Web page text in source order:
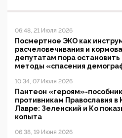
06:48, 21 Июля 2026
Посмертное ЭКО как
расчеловечивания и
депутатам пора
методы «спасения
10:34, 07 Июля 2026
Пантеон «героям»-
противникам Православия
Лавре: Зеленский и Ко
копыта
06:38, 19 Июня 2026